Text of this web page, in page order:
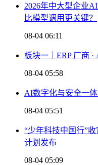
2026年中大型企业
比模型调用更关键？
08-04 06:11
板块一｜ERP 厂商
08-04 05:58
AI数字化与安全一
08-04 05:51
“少年科技中国行”收
计划发布
08-04 05:09